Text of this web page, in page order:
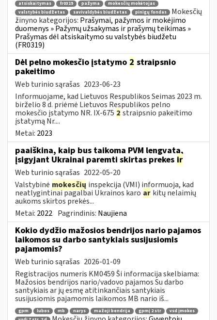
atsiskaitymas fr0319 pažyma
mokesčių mokėtojas
valstybės biudžetas
savivaldybės biudžetas pinigų fondas
Mokesčių
žinyno kategorijos: Prašymai, pažymos ir mokėjimo
duomenys » Pažymų užsakymas ir prašymų teikimas »
Prašymas dėl atsiskaitymo su valstybės biudžetu
(FR0319)
Dėl pelno mokesčio įstatymo 2 straipsnio
pakeitimo
Web turinio sąrašas 2023-06-23
Informuojame, kad Lietuvos Respublikos Seimas 2023 m.
birželio 8 d. priėmė Lietuvos Respublikos pelno
mokesčio įstatymo NR. IX-675 2 straipsnio pakeitimo
įstatymą Nr....
Metai: 2023
paaiškina, kaip bus taikoma PVM lengvata,
įsigyjant Ukrainai paremti skirtas prekes ir
Web turinio sąrašas 2022-05-20
Valstybinė mokesčių inspekcija (VMI) informuoja, kad
neatlygintinai pagalbai Ukrainos karo ar kitų nelaimių
aukoms skirtos prekės...
Metai: 2022 Pagrindinis: Naujiena
Kokio dydžio mažosios bendrijos nario pajamos
laikomos su darbo santykiais susijusiomis
pajamomis?
Web turinio sąrašas 2026-01-09
Registracijos numeris KM0459 Ši informacija skelbiama:
Mažosios bendrijos nario/vadovo pajamos Su darbo
santykiais ar jų esmę atitinkančiais santykiais
susijusiomis pajamomis laikomos MB nario iš...
gpm lubos mb narys mažoji bendrija gpmį 2 str
vsd įmokos